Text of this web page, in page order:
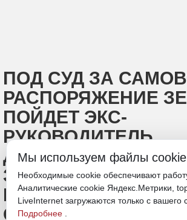
ПОД СУД ЗА
РАСПОРЯЖЕНИЕ
ПОЙДЕТ ЭКС-
РУКОВОДИТЕЛЬ
ДЕПАРТАМЕНТА
ЗЕМЕЛЬНЫХ И
ИМУЩЕСТВЕННЫХ
ОТНОШЕНИЙ
Мы используем файлы cookie
Необходимые cookie обеспечивают
Аналитические cookie Яндекс.Метрики,
LiveInternet загружаются только с вашего
Подробнее